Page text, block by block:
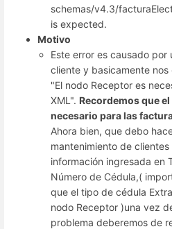
schemas/v4.3/
is expected.
Motivo
Este error es causado por
cliente y basicamente nos
"El nodo Receptor es
XML". Recordemos que
necesario para las
Ahora bien, que debo
mantenimiento de
información ingresada en
Número de Cédula,(
que el tipo de cédula
nodo Receptor )una vez
problema deberemos de